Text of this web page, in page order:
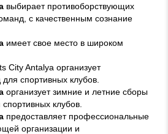
выбирает противоборствующих
с качественным сознание
имеет свое место в широком
City Antalya организует
спортивных клубов.
организует зимние и летние сборы
клубов.
предоставляет профессиональные
организации и